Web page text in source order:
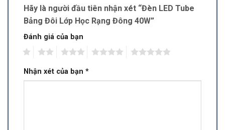
Hãy là người đầu tiên nhận xét “Đèn LED Tube
Bảng Đôi Lớp Học Rạng Đông 40W”
Đánh giá của bạn
Nhận xét của bạn *